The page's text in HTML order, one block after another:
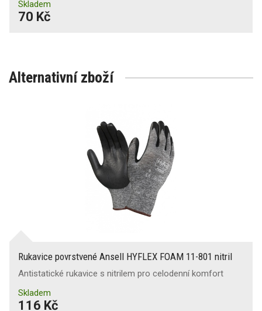
Skladem
70 Kč
Alternativní zboží
Rukavice povrstvené Ansell HYFLEX FOAM 11-801 nitril
Antistatické rukavice s nitrilem pro celodenní komfort
Skladem
116 Kč